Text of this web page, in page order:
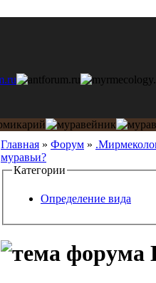
Главная » Форум »
муравьи?
Категории
Определение вида